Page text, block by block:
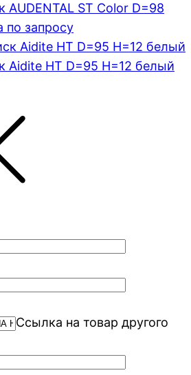
ST Color D=98
по запросу
Aidite HT D=95 H=12 белый
Ссылка на товар другого